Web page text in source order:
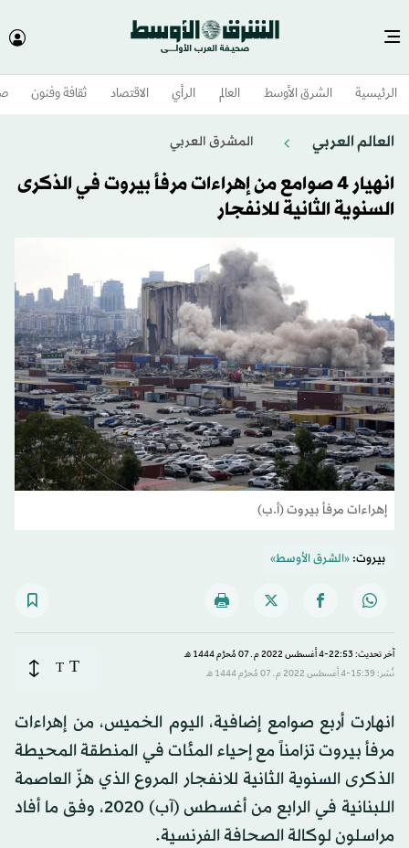
الرئيسية الشرق الأوسط​ العالم الرأي الاقتصاد ثقافة وفنون
العالم العربي المشرق العربي
انهيار 4 صوامع من إهراءات مرفأ بيروت في الذكرى
السنوية الثانية للانفجار
إهراءات مرفأ بيروت (أ.ب)
بيروت:«الشرق الأوسط»
آخر تحديث: 22:53-4 أغسطس 2022 م ـ 07 مُحرَّم 1444 هـ
نُشر: 15:39-4 أغسطس 2022 م ـ 07 مُحرَّم 1444 هـ
T
T
انهارت أربع صوامع إضافية، اليوم الخميس، من إهراءات
مرفأ بيروت تزامناً مع إحياء المئات في المنطقة المحيطة
الذكرى السنوية الثانية للانفجار المروع الذي هزّ العاصمة
اللبنانية في الرابع من أغسطس (آب) 2020، وفق ما أفاد
مراسلون لوكالة الصحافة الفرنسية.